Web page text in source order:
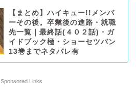
【まとめ】ハイキュー!!メンバ
ーその後。卒業後の進路・就職
先一覧｜最終話(４０２話)・ガ
イドブック極・ショーセツバン
13巻までネタバレ有
Sponsored Links